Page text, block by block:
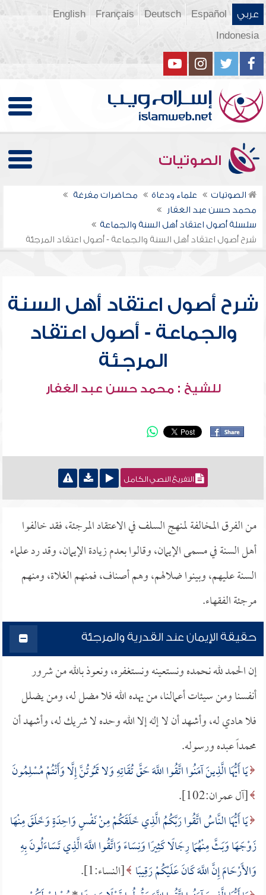
عربي Español
Deutsch
Français
English
Indonesia
الصوتيات
الصوتيات علماء ودعاة
محاضرات مفرغة
محمد حسن عبد الغفار
سلسلة أصول اعتقاد أهل السنة والجماعة
شرح أصول اعتقاد أهل السنة والجماعة - أصول اعتقاد المرجئة
شرح أصول اعتقاد أهل السنة
والجماعة - أصول اعتقاد
المرجئة
للشيخ : محمد حسن عبد الغفار
التفريغ النصي الكامل
من الفرق المخالفة لمنهج السلف في الاعتقاد المرجئة، فقد خالفوا
أهل السنة في مسمى الإيمان، وقالوا بعدم زيادة الإيمان، وقد رد علماء
السنة عليهم، وبينوا ضلالهم، وهم أصناف، فمنهم الغلاة، ومنهم
مرجئة الفقهاء.
حقيقة الإيمان عند القدرية والمرجئة
إن الحمد لله نحمده ونستعينه ونستغفره، ونعوذ بالله من شرور
أنفسنا ومن سيئات أعمالنا، من يهده الله فلا مضل له، ومن يضلل
فلا هادي له، وأشهد أن لا إله إلا الله وحده لا شريك له، وأشهد أن
محمداً عبده ورسوله.
يَا أَيُّهَا الَّذِينَ آمَنُوا اتَّقُوا اللَّهَ حَقَّ تُقَاتِهِ وَلا تَمُوتُنَّ إِلَّا وَأَنْتُمْ مُسْلِمُونَ
[آل عمران:102].
يَا أَيُّهَا النَّاسُ اتَّقُوا رَبَّكُمُ الَّذِي خَلَقَكُمْ مِنْ نَفْسٍ وَاحِدَةٍ وَخَلَقَ مِنْهَا
زَوْجَهَا وَبَثَّ مِنْهُمَا رِجَالًا كَثِيرًا وَنِسَاءً وَاتَّقُوا اللَّهَ الَّذِي تَسَاءَلُونَ بِهِ
وَالأَرْحَامَ إِنَّ اللَّهَ كَانَ عَلَيْكُمْ رَقِيبًا [النساء:1].